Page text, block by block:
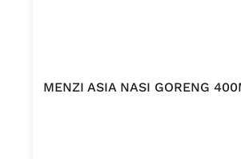
MENZI ASIA NASI GORENG